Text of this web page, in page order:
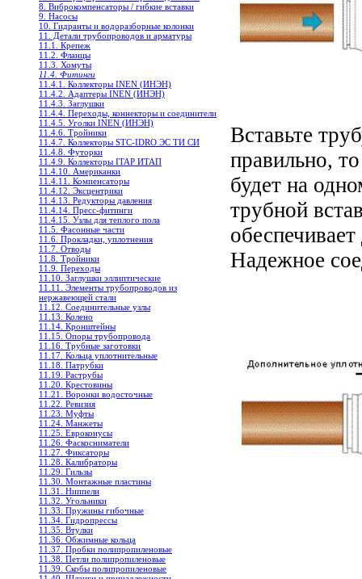
8. Виброкомпенсаторы / гибкие вставки
9. Насосы
10. Гидранты и водоразборные колонки
11. Детали трубопроводов и арматуры
11.1. Крепеж
11.2. Фланцы
11.3. Хомуты
11.4. Фитинги
11.4.1. Коллекторы INEN (ИНЭН)
11.4.2. Адаптеры INEN (ИНЭН)
11.4.3. Заглушки
11.4.4. Переходы, коннекторы и соединители
11.4.5. Уголки INEN (ИНЭН)
11.4.6. Тройники
11.4.7. Коллекторы STC-IDRO ЭС ТИ СИ
11.4.8. Футорки
11.4.9. Коллекторы ITAP ИТАП
11.4.10. Американки
11.4.11. Компенсаторы
11.4.12. Эксцентрики
11.4.13. Редукторы давления
11.4.14. Пресс-фитинги
11.4.15. Узлы для теплого пола
11.5. Фасонные части
11.6. Прокладки, уплотнения
11.7. Отводы
11.8. Тройники
11.9. Переходы
11.10. Заглушки эллиптические
11.11. Элементы трубопроводов из
нержавеющей стали
11.12. Соединительные узлы
11.13. Колено
11.14. Кронштейны
11.15. Опоры трубопровода
11.16. Трубные заготовки
11.17. Кольца уплотнительные
11.18. Патрубки
11.19. Раструбы
11.20. Крестовины
11.21. Воронки водосточные
11.22. Ревизия
11.23. Муфты
11.24. Манжеты
11.25. Евроконусы
11.26. Фаскосниматели
11.27. Фиксаторы
11.28. Калибраторы
11.29. Гильзы
11.30. Монтажные пластины
11.31. Ниппели
11.32. Угольники
11.33. Пружины гибочные
11.34. Гидропрессы
11.35. Втулки
11.36. Обжимные кольца
11.37. Пробки полипропиленовые
11.38. Петли полипропиленовые
11.39. Скобы полипропиленовые
Вставьте
правильно,
будет на
трубной
Надежное